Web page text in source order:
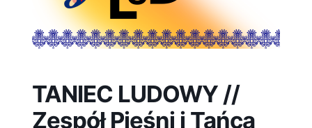
TANIEC LUDOWY //
Zespół Pieśni i Tańca